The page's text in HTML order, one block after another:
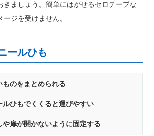
きましょう。簡単にはがせるセロテープな
ジを受けません。
ールひも
ものをまとめられる
ルひもでくくると運びやすい
や扉が開かないように固定する